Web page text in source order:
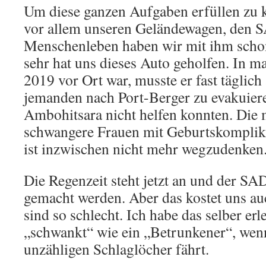
Um diese ganzen Aufgaben erfüllen zu
vor allem unseren Geländewagen, den
Menschenleben haben wir mit ihm
sehr hat uns dieses Auto geholfen. In
2019 vor Ort war, musste er fast
jemanden nach Port-Berger zu
Ambohitsara nicht helfen konnten. Die
schwangere Frauen mit
ist inzwischen nicht mehr
Die Regenzeit steht jetzt an und der
gemacht werden. Aber das kostet uns
sind so schlecht. Ich habe das selber
„schwankt“ wie ein „Betrunkener“,
unzähligen Schlaglöcher fährt.